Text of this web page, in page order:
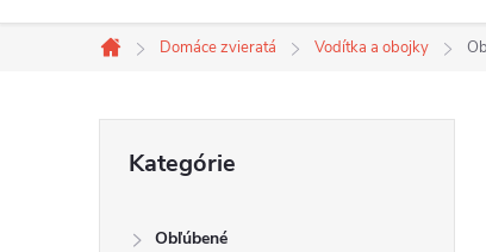
Domov
Domáce zvieratá Vodítka a obojky
kategórie
Kategórie
Obľúbené